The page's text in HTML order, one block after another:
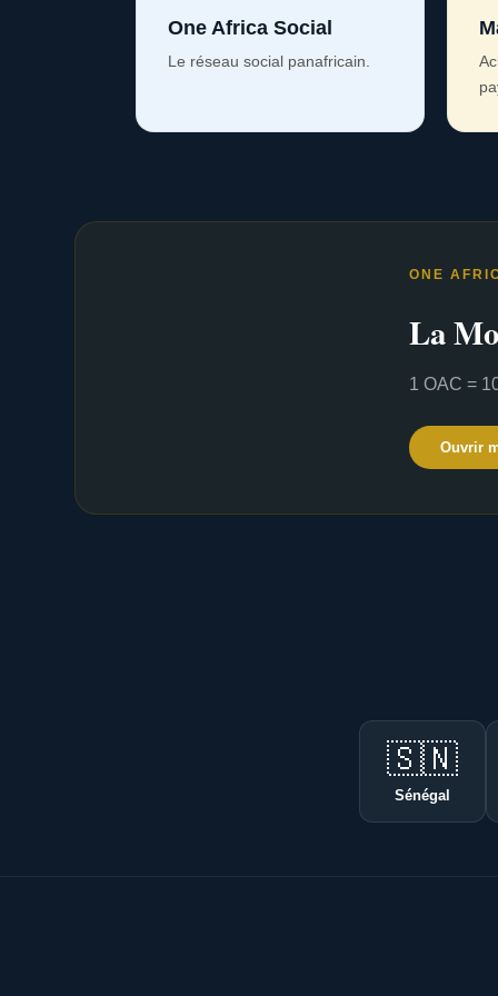
One Africa Social
Le réseau social panafricain.
ONE
La
1 OAC =
Ouvrir
🇸🇳
Sénégal